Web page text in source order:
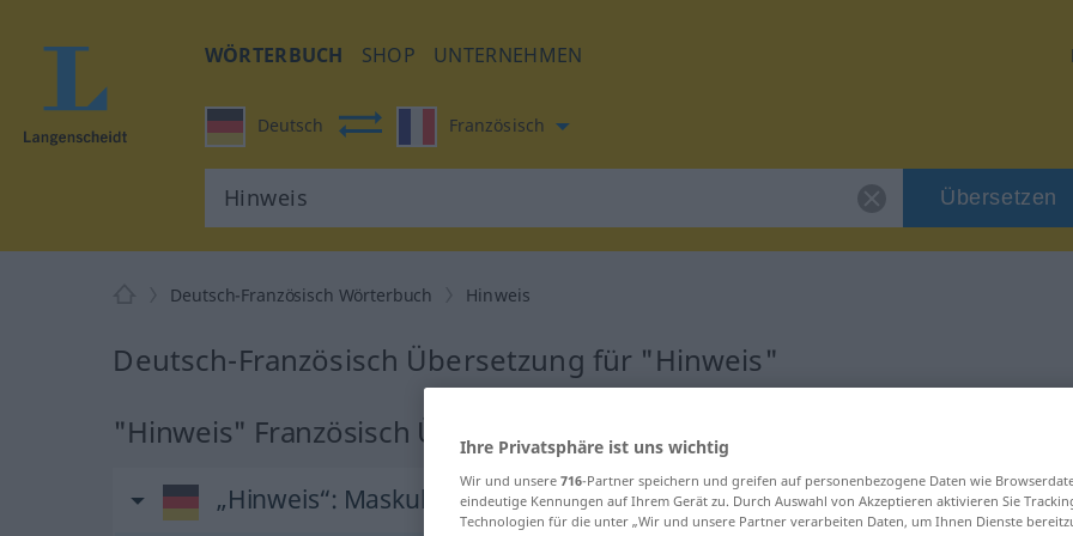
WÖRTERBUCH SHOP UNTERNEHMEN
Deutsch Französisch
Übersetzen
Deutsch-Französisch Wörterbuch Hinweis
Deutsch-Französisch Übersetzung für "Hinweis"
"Hinweis" Französisch Übersetzung
„Hinweis“: Maskulinum
Ihre Privatsphäre ist uns wichtig
Wir und unsere 716-Partner speichern und greifen auf personenbezogene Daten wie
eindeutige Kennungen auf Ihrem Gerät zu. Durch Auswahl von Akzeptieren aktivieren Sie
Technologien für die unter „Wir und unsere Partner verarbeiten Daten, um Ihnen Dienste